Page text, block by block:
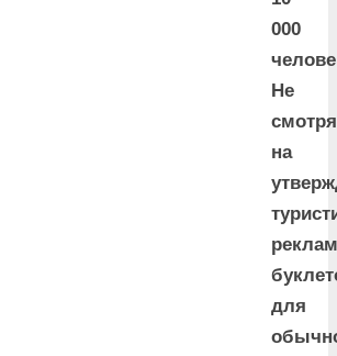
000
Не
смотря
на
для